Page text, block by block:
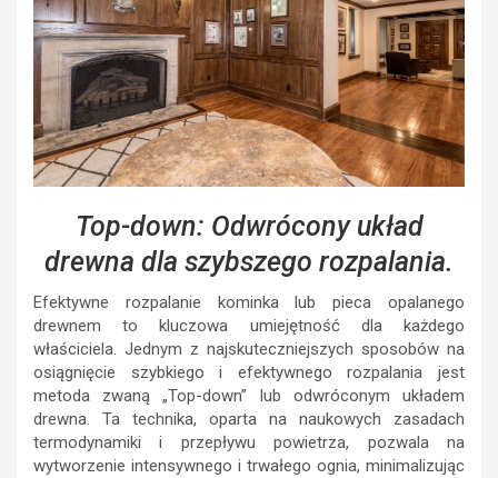
Top-down: Odwrócony układ
drewna dla szybszego rozpalania.
Efektywne rozpalanie kominka lub pieca opalanego
drewnem to kluczowa umiejętność dla każdego
właściciela. Jednym z najskuteczniejszych sposobów na
osiągnięcie szybkiego i efektywnego rozpalania jest
metoda zwaną „Top-down” lub odwróconym układem
drewna. Ta technika, oparta na naukowych zasadach
termodynamiki i przepływu powietrza, pozwala na
wytworzenie intensywnego i trwałego ognia, minimalizując